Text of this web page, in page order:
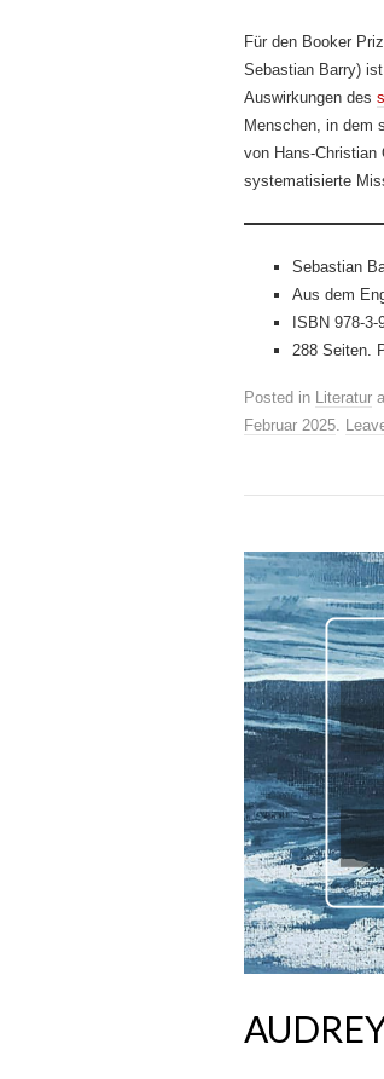
Für den Booker
Sebastian Barry) ist
Auswirkungen des
Menschen, in dem
von Hans-Christian
systematisierte
Sebastian
Aus dem
ISBN 978-
288 Seiten.
Posted in Literatur
Februar 2025.